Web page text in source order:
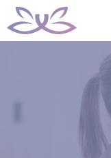
Aller
au